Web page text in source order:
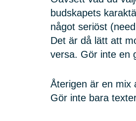
budskapets
något seriöst
Det är då lätt att
versa. Gör inte en
Återigen är en mix
Gör inte bara